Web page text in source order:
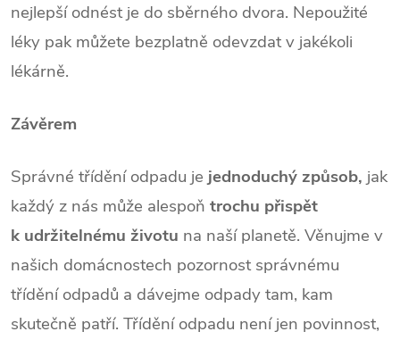
nejlepší odnést je do sběrného dvora. Nepoužité
léky pak můžete bezplatně odevzdat v jakékoli
lékárně.
Závěrem
Správné třídění odpadu je jednoduchý způsob, jak
každý z nás může alespoň trochu přispět
k udržitelnému životu na naší planetě. Věnujme v
našich domácnostech pozornost správnému
třídění odpadů a dávejme odpady tam, kam
skutečně patří. Třídění odpadu není jen povinnost,